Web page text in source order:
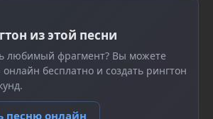
из этой песни
любимый фрагмент? Вы можете
бесплатно и создать рингтон
песню онлайн